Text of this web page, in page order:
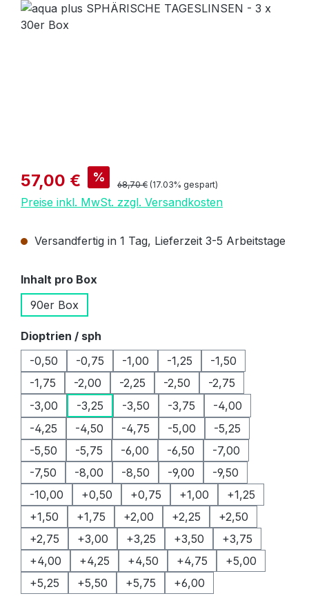
Bildergalerie überspringen
Verkaufspreis:
57,00 € % Regulärer Preis:
68,70 € (17.03% gespart)
Preise inkl. MwSt. zzgl. Versandkosten
Versandfertig in 1 Tag, Lieferzeit 3-5 Arbeitstage
Inhalt pro Box
90er Box
Dioptrien / sph
-0,50
-0,75 -1,00 -1,25
-1,50
-1,75
-2,00 -2,25 -2,50
-2,75
-3,00
-3,25 -3,50 -3,75
-4,00
-4,25
-4,50 -4,75 -5,00
-5,25
-5,50
-5,75 -6,00 -6,50
-7,00
-7,50
-8,00 -8,50 -9,00
-9,50
-10,00
+0,50 +0,75 +1,00
+1,25
+1,50
+1,75 +2,00 +2,25
+2,50
+2,75
+3,00 +3,25 +3,50
+3,75
+4,00
+4,25 +4,50 +4,75
+5,00
+5,25
+5,50 +5,75 +6,00